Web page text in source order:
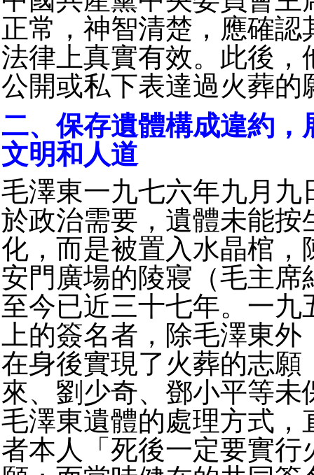
正常，神智清楚，應確認
法律上真實有效。此後，
公開或私下表達過火葬的
二、保存遺體構成違約，
文明和人道
毛澤東一九七六年九月九
於政治需要，遺體未能按
化，而是被置入水晶棺，
安門廣場的陵寢（毛主席
至今已近三十七年。一九
上的簽名者，除毛澤東
在身後實現了火葬的志願
來、劉少奇、鄧小平等未
毛澤東遺體的處理方式，
者本人「死後一定要實行